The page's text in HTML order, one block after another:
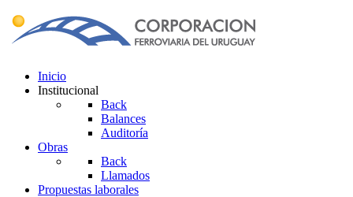
Inicio
Institucional
Back
Balances
Auditoría
Obras
Back
Llamados
Propuestas laborales